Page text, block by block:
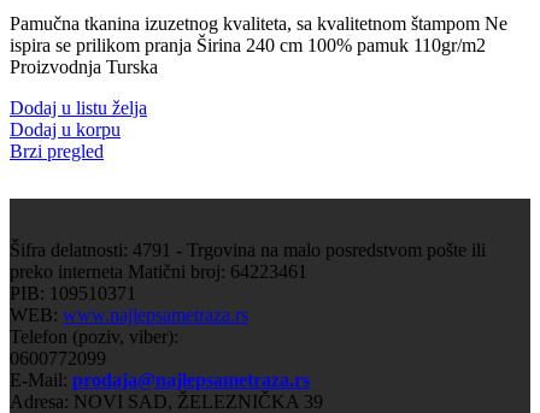
Pamučna tkanina izuzetnog kvaliteta, sa kvalitetnom štampom Ne
ispira se prilikom pranja Širina 240 cm 100% pamuk 110gr/m2
Proizvodnja Turska
Dodaj u listu želja
Dodaj u korpu
Brzi pregled
Šifra delatnosti: 4791 - Trgovina na malo posredstvom pošte ili
preko interneta Matični broj: 64223461
PIB: 109510371
WEB: www.najlepsametraza.rs
Telefon (poziv, viber):
0600772099
E-Mail: prodaja@najlepsametraza.rs
Adresa: NOVI SAD, ŽELEZNIČKA 39